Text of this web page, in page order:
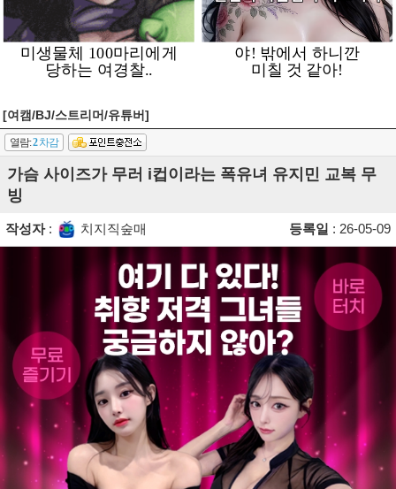
[여캠/BJ/스트리머/유튜버]
열람:2차감
가슴 사이즈가 무러 i컵이라는 폭유녀 유지민 교복 무
빙
작성자: 치지직숲매 등록일 : 26-05-09